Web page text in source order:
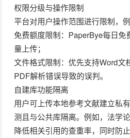
权限分级与操作限制
平台对用户操作范围进行限制，例
免费额度限制：PaperBye每日
量上传；
文件格式限制：优先支持Word文
PDF解析错误导致的误判。
自建库功能隔离
用户可上传本地参考文献建立私
测且与公共库隔离。例如，法学
降低相关引用的查重率，同时防